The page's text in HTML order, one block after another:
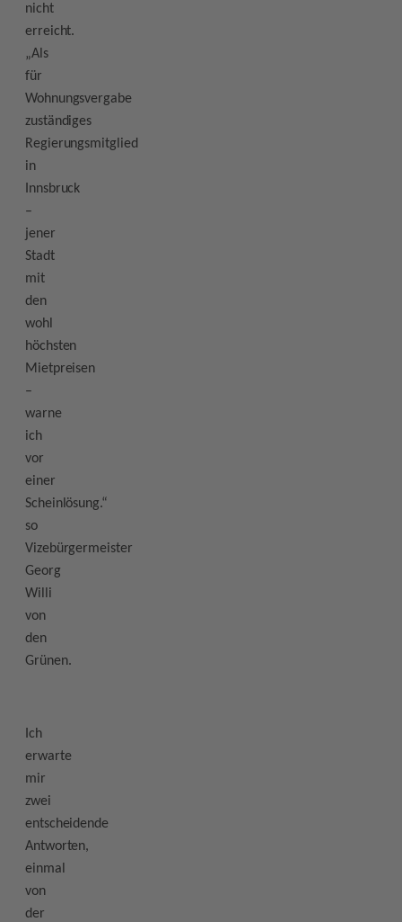
nicht
erreicht.
„Als
für
Wohnungsvergabe
zuständiges
Regierungsmitglied
in
Innsbruck
–
jener
Stadt
mit
den
wohl
höchsten
Mietpreisen
–
warne
ich
vor
einer
Scheinlösung.“
so
Vizebürgermeister
Georg
Willi
von
den
Grünen.
Ich
erwarte
mir
zwei
entscheidende
Antworten,
einmal
von
der